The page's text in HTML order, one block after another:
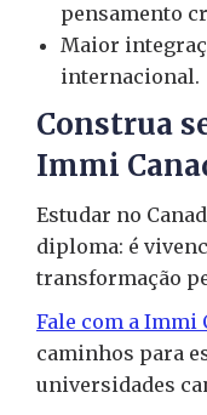
pensamento
Maior
internacional.
Construa
Immi
Estudar no
diploma: é
transformação
Fale com a Immi
caminhos para
universidades